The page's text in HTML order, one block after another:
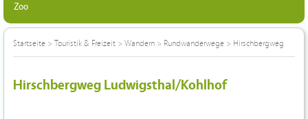
Zoo
Startseite > Touristik & Freizeit > Wandern > Rundwanderwege > Hirschbergweg
Hirschbergweg Ludwigsthal/Kohlhof